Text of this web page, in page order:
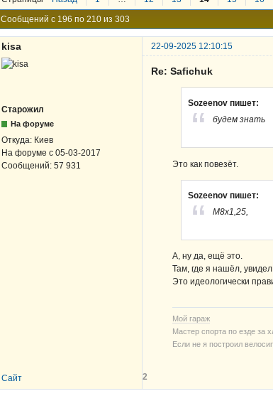
Сообщений с 196 по 210 из 303
kisa 22-09-2025 12:10:15
Старожил
На форуме
Откуда: Киев
На форуме с 05-03-2017
Сообщений: 57 931
Re: Safichuk
Sozeenov пишет:
будем знать
Это как повезёт.
Sozeenov пишет:
М8х1,25,
А, ну да, ещё это.
Там, где я нашёл,
Это идеологически
Мой гараж
Мастер спорта по езде за
Если не я построил
Сайт 2